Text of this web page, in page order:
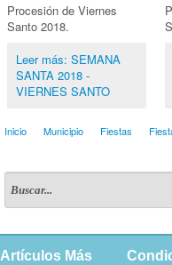
Procesión de Viernes
Santo 2018.
Leer más: SEMANA
SANTA 2018 -
VIERNES SANTO
Inicio Municipio Fiestas
Artículos Más